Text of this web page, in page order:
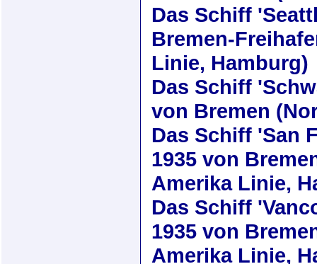
Das Schiff
Bremen-
Linie, Hamburg)
Das Schiff
von Bremen
Das Schiff 'San
1935 von
Amerika Linie,
Das Schiff
1935 von
Amerika Linie,